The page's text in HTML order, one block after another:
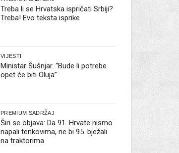
Treba li se Hrvatska ispričati Srbiji?
Treba! Evo teksta isprike
VIJESTI
Ministar Šušnjar. “Bude li potrebe
opet će biti Oluja”
PREMIUM SADRŽAJ
Širi se objava: Da 91. Hrvate nismo
napali tenkovima, ne bi 95. bježali
na traktorima